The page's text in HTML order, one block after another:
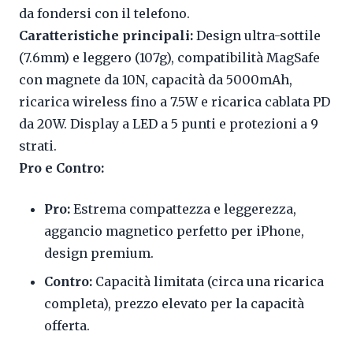
da fondersi con il telefono.
Caratteristiche principali: Design ultra-sottile
(7.6mm) e leggero (107g), compatibilità MagSafe
con magnete da 10N, capacità da 5000mAh,
ricarica wireless fino a 7.5W e ricarica cablata PD
da 20W. Display a LED a 5 punti e protezioni a 9
strati.
Pro e Contro:
Pro: Estrema compattezza e leggerezza,
aggancio magnetico perfetto per iPhone,
design premium.
Contro: Capacità limitata (circa una ricarica
completa), prezzo elevato per la capacità
offerta.